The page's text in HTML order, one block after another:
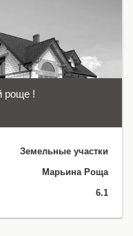
роще !
Земельные участки
Марьина Роща
6.1